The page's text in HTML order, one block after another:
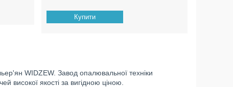
Купити
WIDZEW. Завод опалювальної техніки
високої якості за вигідною ціною.